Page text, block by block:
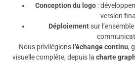
Conception du logo:
version
Déploiementsur
Nous privilégions l’échange continu,
visuelle complète, depuis la charte